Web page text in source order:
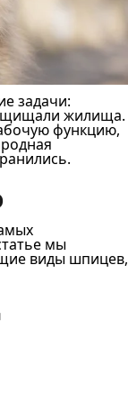
задачи:
жилища.
функцию,
мы
виды шпицев,